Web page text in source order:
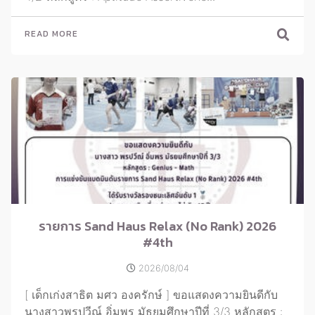
READ MORE
รายการ Sand Haus Relax (No Rank) 2026
#4th
2026/08/04
[ เด็กเก่งสาธิต มศว องครักษ์ ] ขอแสดงความยินดีกับ
นางสาวพรปวีณ์ อิ่มพร มัธยมศึกษาปีที่ 3/3 หลักสูตร :